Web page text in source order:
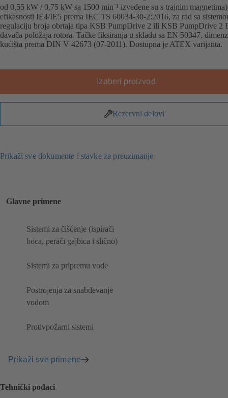
od 0,55 kW / 0,75 kW sa 1500 min⁻¹ izvedene su s trajnim
efikasnosti IE4/IE5 prema IEC TS 60034-30-2:2016, za rad sa
regulaciju broja obrtaja tipa KSB PumpDrive 2 ili KSB PumpDrive 2
davača položaja rotora. Tačke fiksiranja u skladu sa EN 50347,
kućišta prema DIN V 42673 (07-2011). Dostupna je ATEX varijanta.
Izaberi proizvod
Rezervni delovi
Prikaži sve dokumente i stavke za preuzimanje
Glavne primene
Sistemi za čišćenje (ispirači
boca, perači gajbica i slično)
Sistemi za pripremu vode
Postrojenja za snabdevanje
vodom
Protivpožarni sistemi
Prikaži sve primene
Tehnički podaci